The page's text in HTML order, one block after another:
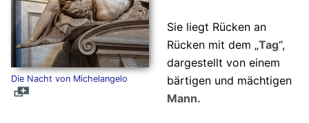
Die Nacht von Michelangelo
Sie liegt Rücken an
Rücken mit dem „Tag“,
dargestellt von einem
bärtigen und mächtigen
Mann.